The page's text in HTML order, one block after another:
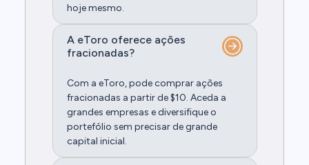
hoje mesmo.
A eToro oferece ações
fracionadas?
Com a eToro, pode comprar ações
fracionadas a partir de $10. Aceda a
grandes empresas e diversifique o
portefólio sem precisar de grande
capital inicial.